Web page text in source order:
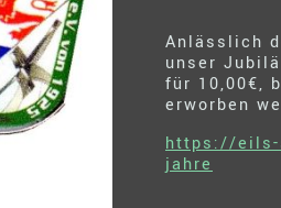
Anlässlich
unser
für 10,00€,
erworben
https://eils-
jahre